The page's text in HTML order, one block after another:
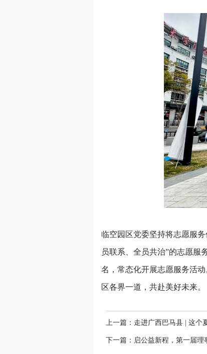
临空园区党委坚持将志愿服
员联系、全员共治”的志愿服
名，常态化开展志愿服务活
区各界一道，共赴美好未来。
上一篇：走进广西巴马县 | 这个
下一篇：启公益新程，第一届理